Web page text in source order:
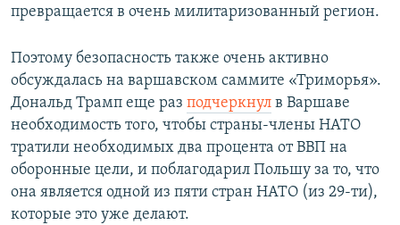
превращается в очень милитаризованный регион.
Поэтому безопасность также очень активно
обсуждалась на варшавском саммите «Триморья».
Дональд Трамп еще раз подчеркнул в Варшаве
необходимость того, чтобы страны-члены НАТО
тратили необходимых два процента от ВВП на
оборонные цели, и поблагодарил Польшу за то, что
она является одной из пяти стран НАТО (из 29-ти),
которые это уже делают.